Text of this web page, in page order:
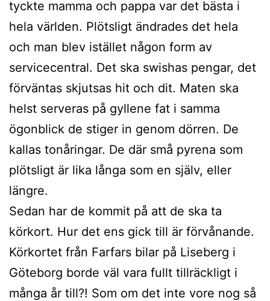
tyckte mamma och pappa var det bästa i
hela världen. Plötsligt ändrades det hela
och man blev istället någon form av
servicecentral. Det ska swishas pengar, det
förväntas skjutsas hit och dit. Maten ska
helst serveras på gyllene fat i samma
ögonblick de stiger in genom dörren. De
kallas tonåringar. De där små pyrena som
plötsligt är lika långa som en själv, eller
längre.
Sedan har de kommit på att de ska ta
körkort. Hur det ens gick till är förvånande.
Körkortet från Farfars bilar på Liseberg i
Göteborg borde väl vara fullt tillräckligt i
många år till?! Som om det inte vore nog så